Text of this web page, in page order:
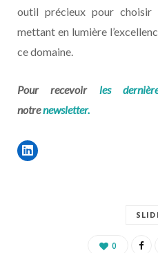
outil précieux pour
mettant en lumière
ce domaine.
Pour recevoir les
notrenewsletter.
0